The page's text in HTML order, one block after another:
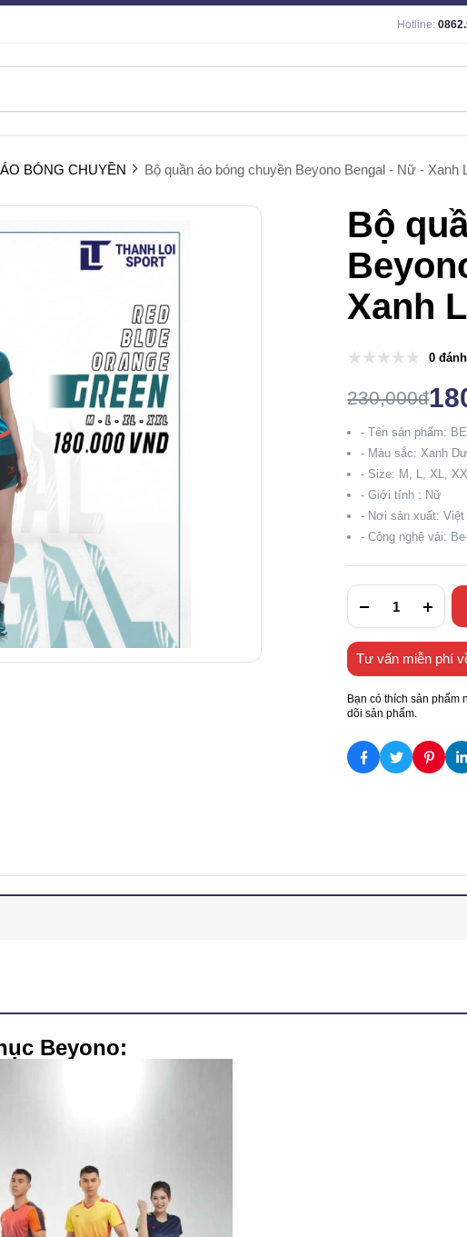
Hotline:
BÓNG CHUYỀN Bộ quần áo bóng chuyền Beyono Bengal - Nữ - Xanh
Bộ
Xanh
0
230,000đ
- Tên sản phẩm:
- Màu sắc: Xanh
- Size: M, L, XL,
- Giới tính : Nữ
- Nơi sản xuất: Việt
- Công nghệ vải:
Tư vấn miễn phí
Bạn có thích sản phẩm
dõi sản phẩm.
Beyono: